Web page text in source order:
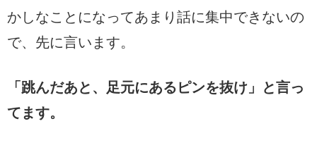
かしなことになってあまり話に集中できないの
で、先に言います。
「跳んだあと、足元にあるピンを抜け」と言っ
てます。